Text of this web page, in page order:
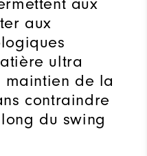
aux
ultra
de la
contraindre
du swing